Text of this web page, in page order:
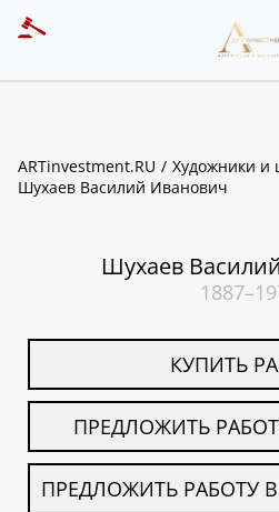
ARTinvestment.RU
Художники и
Шухаев Василий Иванович
Шухаев
КУПИТЬ
ПРЕДЛОЖИТЬ
ПРЕДЛОЖИТЬ РАБОТУ